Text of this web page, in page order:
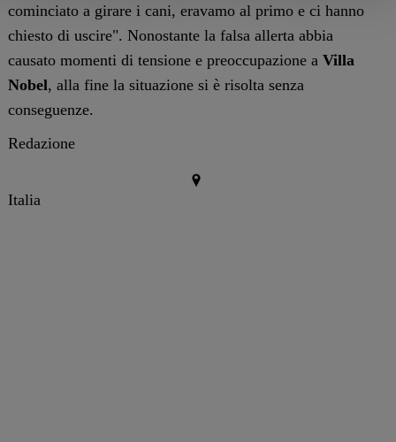
cominciato a girare i cani, eravamo al primo e ci hanno
chiesto di uscire". Nonostante la falsa allerta abbia
causato momenti di tensione e preoccupazione a Villa
Nobel, alla fine la situazione si è risolta senza
conseguenze.
Redazione
Italia